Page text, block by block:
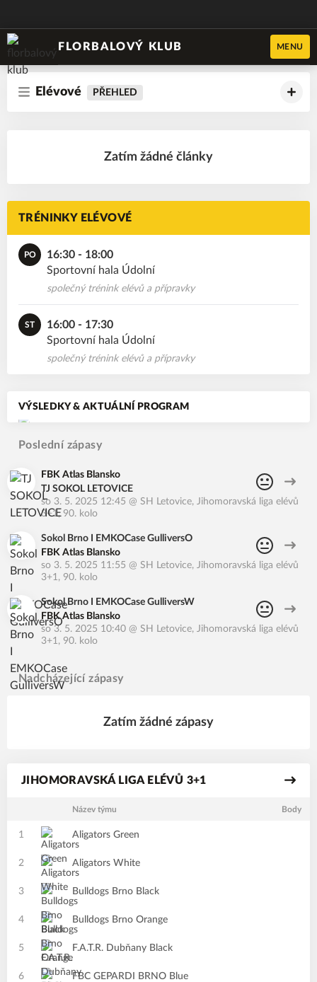
FLORBALOVÝ KLUB MENU
Elévové PŘEHLED
Zatím žádné články
TRÉNINKY ELÉVOVÉ
PO
16:30 - 18:00
Sportovní hala Údolní
společný trénink elévů a přípravky
ST
16:00 - 17:30
Sportovní hala Údolní
společný trénink elévů a přípravky
VÝSLEDKY & AKTUÁLNÍ PROGRAM
Poslední zápasy
FBK Atlas Blansko
TJ SOKOL LETOVICE
so 3. 5. 2025 12:45 @ SH Letovice, Jihomoravská liga elévů
3+1, 90. kolo
Sokol Brno I EMKOCase GulliversO
FBK Atlas Blansko
so 3. 5. 2025 11:55 @ SH Letovice, Jihomoravská liga elévů
3+1, 90. kolo
Sokol Brno I EMKOCase GulliversW
FBK Atlas Blansko
so 3. 5. 2025 10:40 @ SH Letovice, Jihomoravská liga elévů
3+1, 90. kolo
Nadcházející zápasy
Zatím žádné zápasy
JIHOMORAVSKÁ LIGA ELÉVŮ 3+1
Název týmu Body
1 Aligators Green
2 Aligators White
3 Bulldogs Brno Black
4 Bulldogs Brno Orange
5 F.A.T.R. Dubňany Black
6 FBC GEPARDI BRNO Blue